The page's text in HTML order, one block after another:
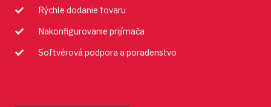
Rýchle dodanie tovaru
Nakonfigurovanie prijímača
Softvérová podpora a poradenstvo